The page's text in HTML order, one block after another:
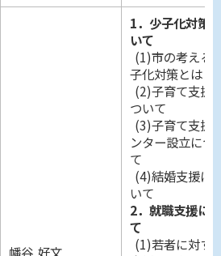
幡谷 好文
1． 少子化対策
いて
(1)市の考える
子化対策とは
(2)子育て支援
ついて
(3)子育て支援
ンター設立につ
て
(4)結婚支援に
いて
2．就職支援に
て
(1)若者に対す